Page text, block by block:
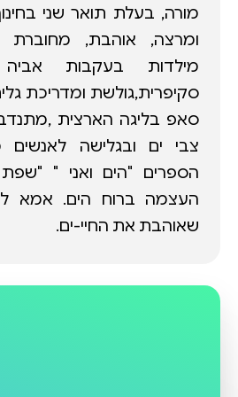
מורה, בעלת תואר שני
ומרצה, אוהבת, מחוברת
מילדות בעקבות
סקיפרית,גולשת ומדריכת
סאפ בליגה הארצית
צבי ים ובגלישה לאנשים
הספרים "הים ואני " "שפת
שאוהבת את החיי-ים.